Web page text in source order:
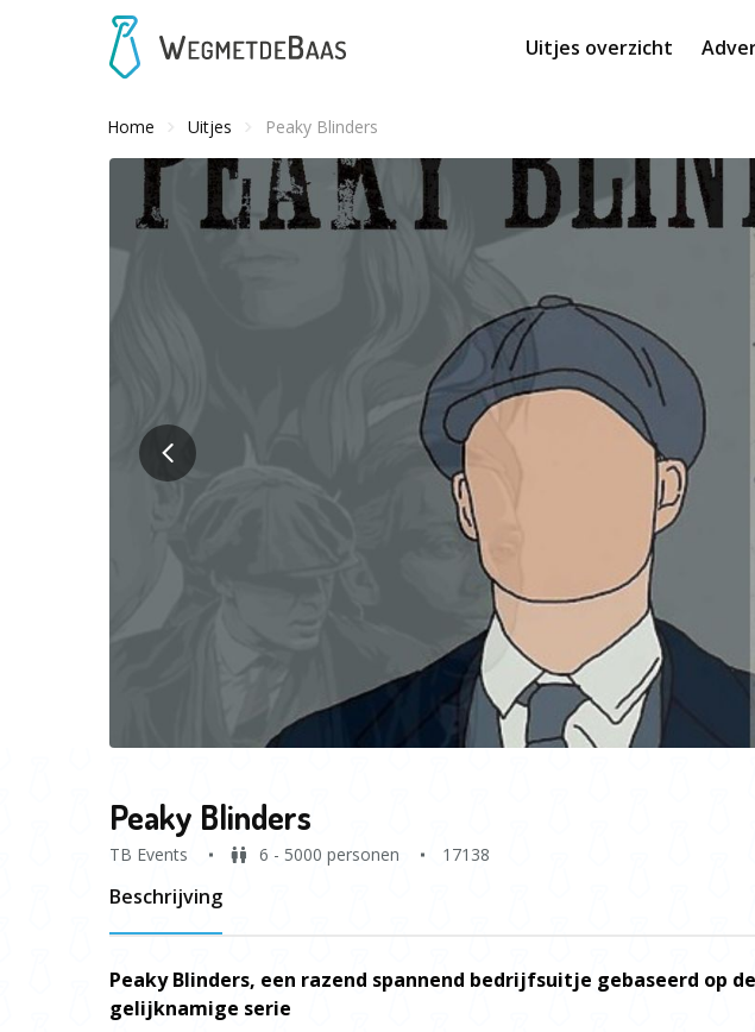
Uitjes overzicht
Home Uitjes Peaky Blinders
Peaky Blinders
TB Events 6 - 5000 personen 17138
Beschrijving
Peaky Blinders, een razend spannend bedrijfsuitje gebaseerd op de
gelijknamige serie